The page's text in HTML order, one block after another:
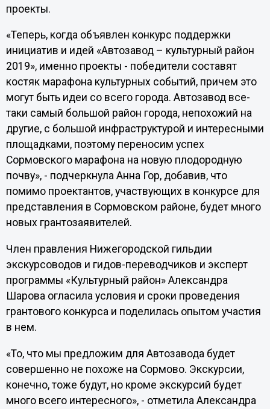
проекты.
«Теперь, когда объявлен конкурс поддержки
инициатив и идей «Автозавод – культурный район
2019», именно проекты - победители составят
костяк марафона культурных событий, причем это
могут быть идеи со всего города. Автозавод все-
таки самый большой район города, непохожий на
другие, с большой инфраструктурой и интересными
площадками, поэтому переносим успех
Сормовского марафона на новую плодородную
почву», - подчеркнула Анна Гор, добавив, что
помимо проектантов, участвующих в конкурсе для
представления в Сормовском районе, будет много
новых грантозаявителей.
Член правления Нижегородской гильдии
экскурсоводов и гидов-переводчиков и эксперт
программы «Культурный район» Александра
Шарова огласила условия и сроки проведения
грантового конкурса и поделилась опытом участия
в нем.
«То, что мы предложим для Автозавода будет
совершенно не похоже на Сормово. Экскурсии,
конечно, тоже будут, но кроме экскурсий будет
много всего интересного», - отметила Александра